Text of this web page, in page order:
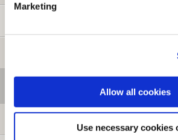
Marketing
Allow all cookies
Use necessary cookies